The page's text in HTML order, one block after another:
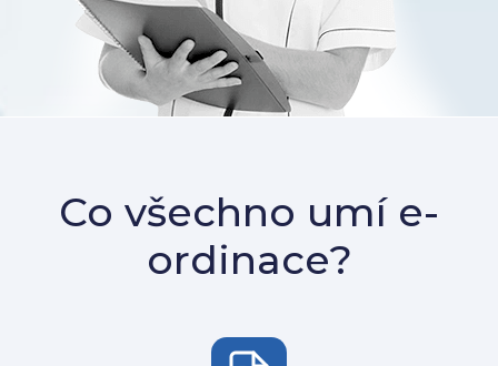
Co všechno umí e-
ordinace?